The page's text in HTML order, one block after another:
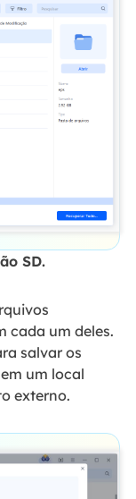
SD.
cada um deles.
salvar os
um local
externo.